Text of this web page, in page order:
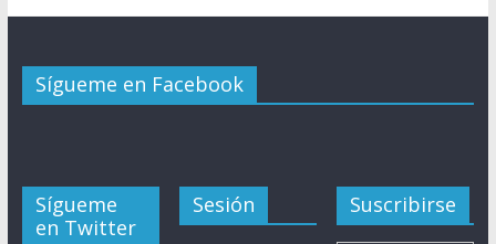
Sígueme en Facebook
Sígueme
en Twitter
Sesión Suscribirse